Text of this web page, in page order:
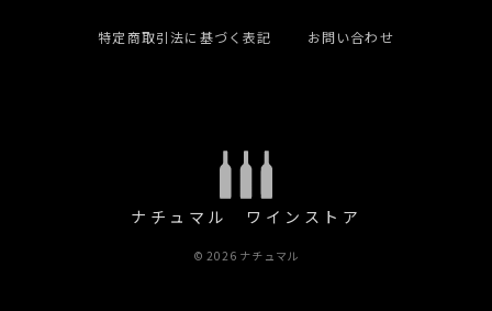
特定商取引法に基づく表記 お問い合わせ
ナチュマル ワインストア
© 2026 ナチュマル